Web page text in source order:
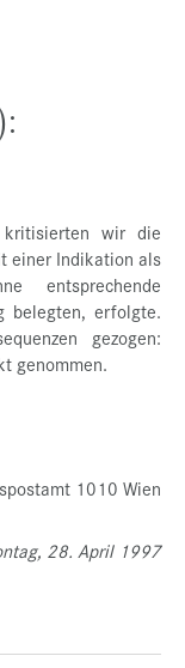
kritisierten wir die
einer Indikation als
entsprechende
belegten, erfolgte.
gezogen:
genommen.
1010 Wien
28. April 1997